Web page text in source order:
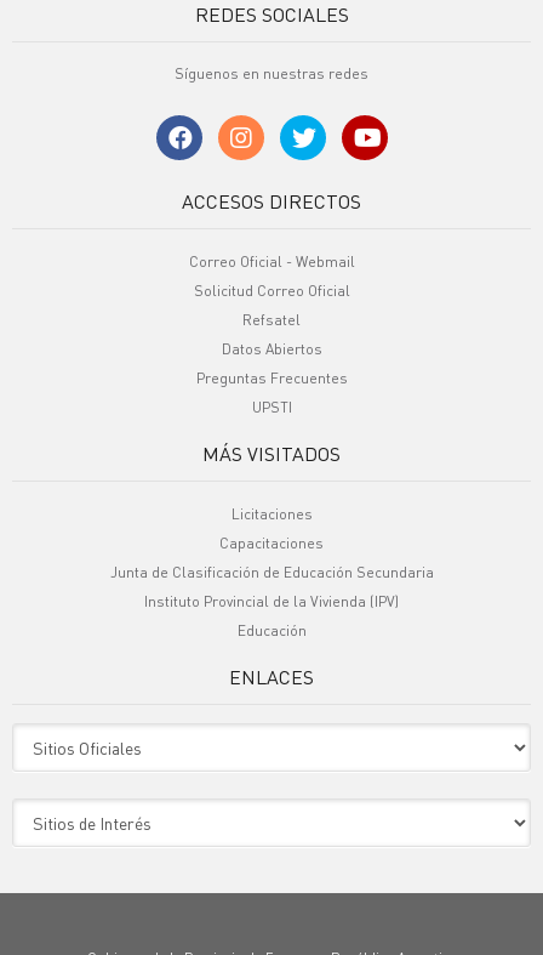
REDES SOCIALES
Síguenos en nuestras redes
ACCESOS DIRECTOS
Correo Oficial - Webmail
Solicitud Correo Oficial
Refsatel
Datos Abiertos
Preguntas Frecuentes
UPSTI
MÁS VISITADOS
Licitaciones
Capacitaciones
Junta de Clasificación de Educación Secundaria
Instituto Provincial de la Vivienda (IPV)
Educación
ENLACES